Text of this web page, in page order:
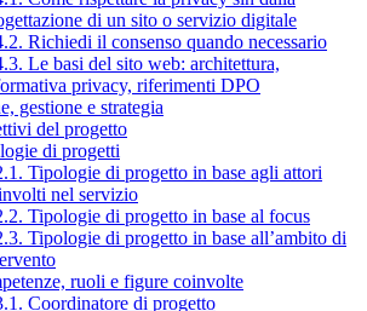
di un sito o servizio digitale
Richiedi il consenso quando necessario
Le basi del sito web: architettura,
privacy, riferimenti DPO
gestione e strategia
del progetto
di progetti
Tipologie di progetto in base agli attori
nel servizio
Tipologie di progetto in base al focus
Tipologie di progetto in base all’ambito di
ruoli e figure coinvolte
Coordinatore di progetto